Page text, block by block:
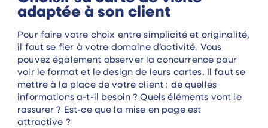
adaptée à son client
Pour faire votre choix entre simplicité et originalité,
il faut se fier à votre domaine d’activité. Vous
pouvez également observer la concurrence pour
voir le format et le design de leurs cartes. Il faut se
mettre à la place de votre client : de quelles
informations a-t-il besoin ? Quels éléments vont le
rassurer ? Est-ce que la mise en page est
attractive ?